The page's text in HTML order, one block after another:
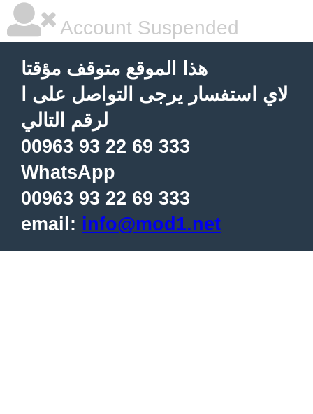
Account Suspended
هذا الموقع متوقف مؤقتا
لاي استفسار يرجى التواصل على ا
لرقم التالي
00963 93 22 69 333
WhatsApp
00963 93 22 69 333
email: info@mod1.net